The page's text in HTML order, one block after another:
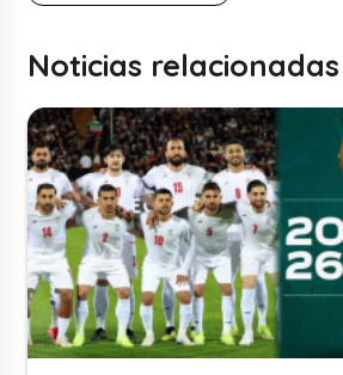
Noticias relacionadas